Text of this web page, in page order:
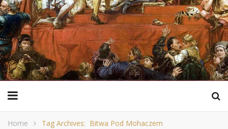
Home Tag Archives: Bitwa Pod Mohaczem